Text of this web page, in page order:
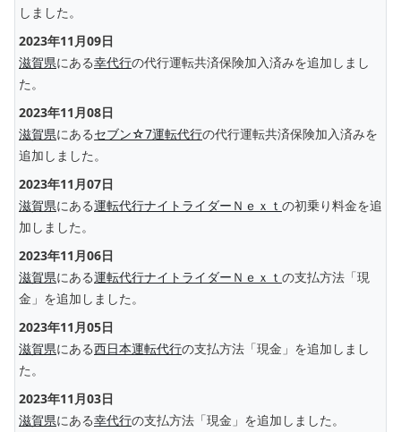
しました。
2023年11月09日
滋賀県にある幸代行の代行運転共済保険加入済みを追加しまし
た。
2023年11月08日
滋賀県にあるセブン☆7運転代行の代行運転共済保険加入済みを
追加しました。
2023年11月07日
滋賀県にある運転代行ナイトライダーＮｅｘｔ の初乗り料金を追
加しました。
2023年11月06日
滋賀県にある運転代行ナイトライダーＮｅｘｔ の支払方法「現
金」を追加しました。
2023年11月05日
滋賀県にある西日本運転代行の支払方法「現金」を追加しまし
た。
2023年11月03日
滋賀県にある幸代行の支払方法「現金」を追加しました。